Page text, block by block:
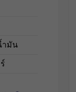
ำมัน